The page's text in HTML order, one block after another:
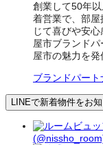
創業して50年
着営業で、部
じて喜びや安
屋市ブランド
屋市の魅力を発
ブランドパー
LINEで新着物件をお